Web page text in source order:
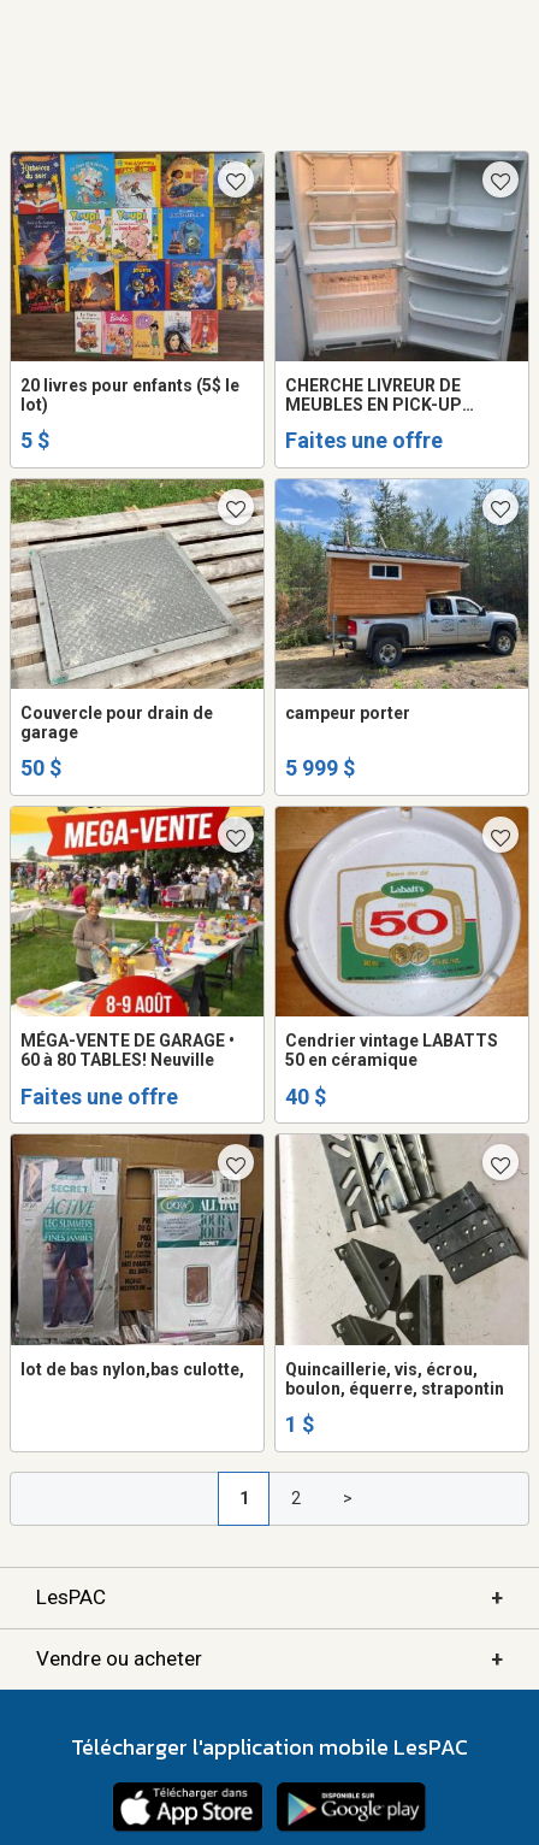
20 livres pour enfants (5$ le
lot)
5 $
CHERCHE LIVREUR DE
MEUBLES EN PICK-UP
Faites une offre
Couvercle pour drain de
garage
50 $
campeur porter
5 999 $
MÉGA-VENTE DE GARAGE •
60 à 80 TABLES! Neuville
Faites une offre
Cendrier vintage LABATTS
50 en céramique
40 $
lot de bas nylon,bas culotte,
Quincaillerie, vis, écrou,
boulon, équerre, strapontin
1 $
1 2 >
LesPAC +
Vendre ou acheter +
Télécharger l'application mobile LesPAC